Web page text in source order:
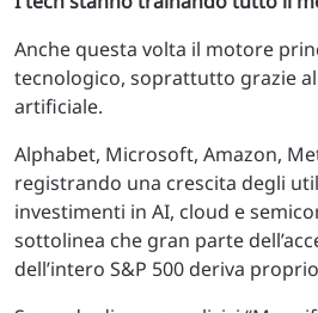
Anche questa volta il motore
tecnologico, soprattutto grazie
artificiale.
Alphabet, Microsoft, Amazon,
registrando una crescita degli
investimenti in AI, cloud e
sottolinea che gran parte
dell’intero S&P 500 deriva